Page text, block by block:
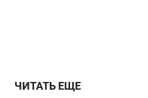
ЧИТАТЬ ЕЩЕ